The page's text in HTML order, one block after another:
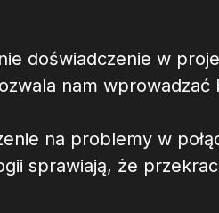
doświadczenie w
nam wprowadzać
na problemy w
sprawiają, że